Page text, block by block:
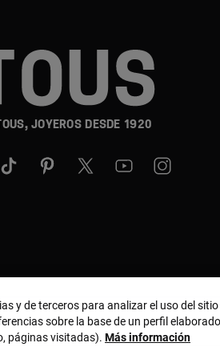
JOYEROS DESDE 1920
y de terceros para analizar el uso del
sobre la base de un perfil
páginas visitadas). Más información